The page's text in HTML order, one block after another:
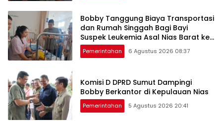
Bobby Tanggung Biaya Transportasi
dan Rumah Singgah Bagi Bayi
Suspek Leukemia Asal Nias Barat ke
Medan
Pemerintahan 6 Agustus 2026 08:37
Komisi D DPRD Sumut Dampingi
Bobby Berkantor di Kepulauan Nias
Pemerintahan 5 Agustus 2026 20:41